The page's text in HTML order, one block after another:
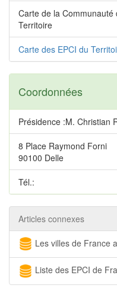
Carte de la
Territoire
Carte des EPCI du
Coordonnées
Présidence :M. Christian
8 Place Raymond Forni
90100 Delle
Tél.:
Articles connexes
Les villes de France
Liste des EPCI de